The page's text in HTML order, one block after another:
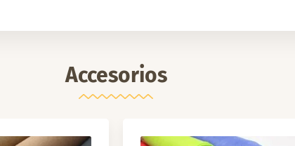
Accesorios